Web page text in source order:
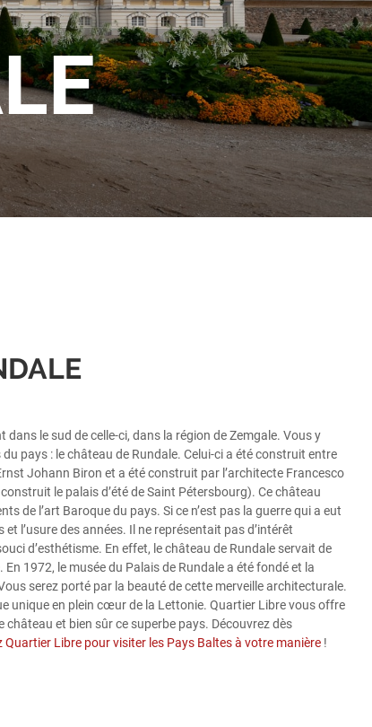
le sud de celle-ci, dans la région de Zemgale. Vous y
pays : le château de Rundale. Celui-ci a été construit entre
Johann Biron et a été construit par l’architecte Francesco
le palais d’été de Saint Pétersbourg). Ce château
de l’art Baroque du pays. Si ce n’est pas la guerre qui a eut
l’usure des années. Il ne représentait pas d’intérêt
d’esthétisme. En effet, le château de Rundale servait de
1972, le musée du Palais de Rundale a été fondé et la
serez porté par la beauté de cette merveille architecturale.
unique en plein cœur de la Lettonie. Quartier Libre vous offre
château et bien sûr ce superbe pays. Découvrez dès
Libre pour visiter les Pays Baltes à votre manière !